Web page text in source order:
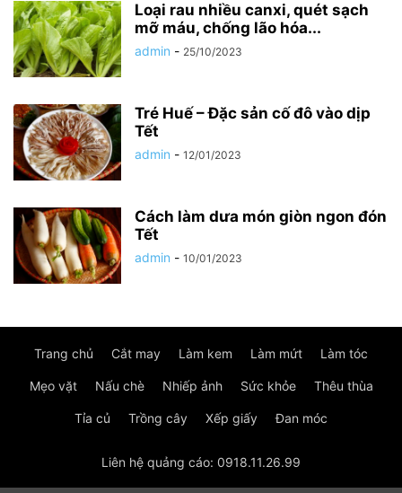
Loại rau nhiều canxi, quét sạch
mỡ máu, chống lão hóa...
admin - 25/10/2023
Tré Huế – Đặc sản cố đô vào dịp
Tết
admin - 12/01/2023
Cách làm dưa món giòn ngon đón
Tết
admin - 10/01/2023
Trang chủ Cắt may Làm kem Làm mứt Làm tóc
Mẹo vặt Nấu chè Nhiếp ảnh Sức khỏe Thêu thùa
Tỉa củ Trồng cây Xếp giấy Đan móc
Liên hệ quảng cáo: 0918.11.26.99